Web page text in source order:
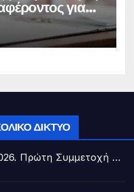
για
θέσης
Σχολικής
Π.Ε. Α΄
ΔΊΚΤΥΟ
Πρώτη Συμμετοχή …